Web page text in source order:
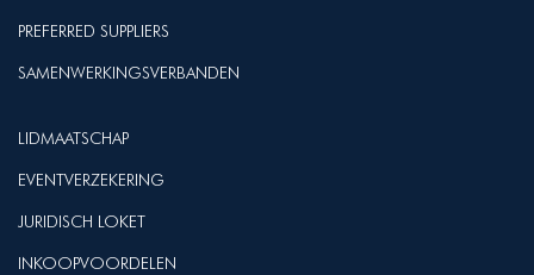
PREFERRED SUPPLIERS
SAMENWERKINGSVERBANDEN
LIDMAATSCHAP
EVENTVERZEKERING
JURIDISCH LOKET
INKOOPVOORDELEN